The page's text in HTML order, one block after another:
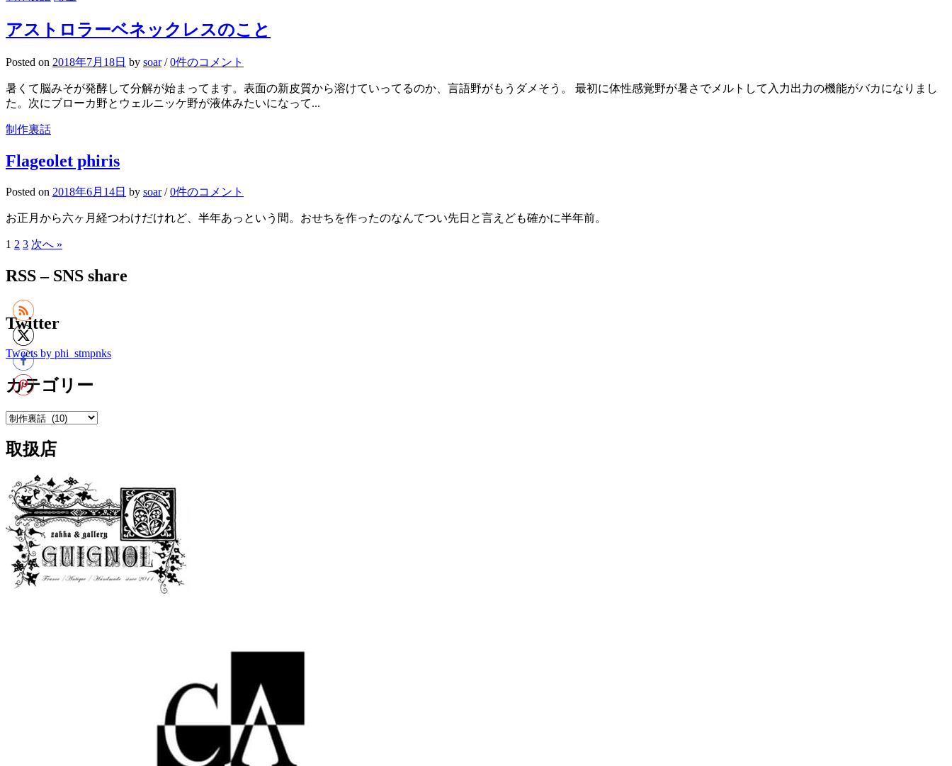
アストロラーベネックレスのこと
Posted on 2018年7月18日 by soar /0件のコメント
暑くて脳みそが発酵して分解が始まってます。表面の新皮質から溶けていってるのか、言語野がもうダメそう。 最初に体性感覚野が暑さでメルトして入力出力の機能がバカになりまし
た。次にブローカ野とウェルニッケ野が液体みたいになって...
制作裏話
Flageolet phiris
Posted on 2018年6月14日 by soar /0件のコメント
お正月から六ヶ月経つわけだけれど、半年あっという間。おせちを作ったのなんてつい先日と言えども確かに半年前。
投
稿
ペ
ー
ジ
送
り
1 2 3 次へ »
RSS – SNS share
Twitter
Tweets by phi_stmpnks
カテゴリー
カ
ゴ
取扱店